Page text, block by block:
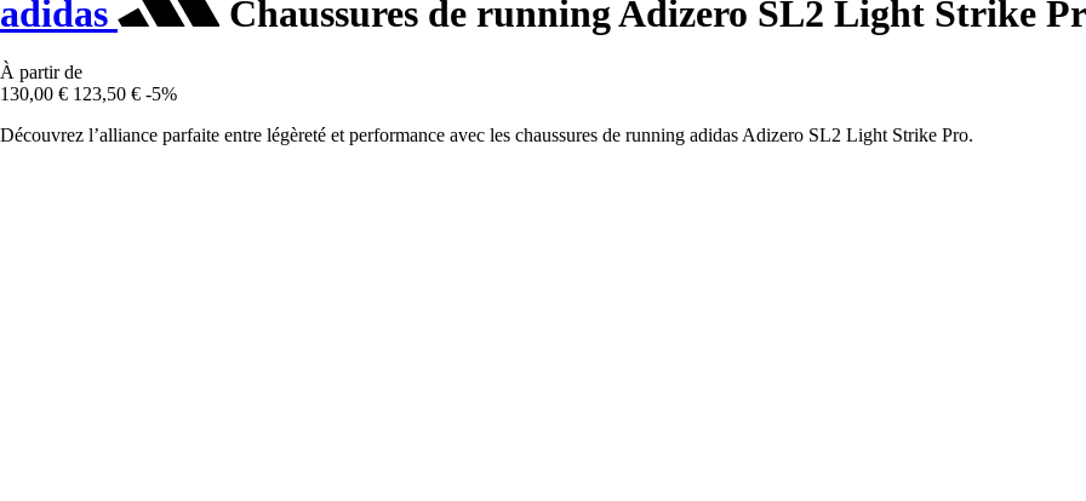
adidas Chaussures de running Adizero SL2 Light Strike
À partir de
130,00 € 123,50 € -5%
Découvrez l’alliance parfaite entre légèreté et performance avec les chaussures de running adidas Adizero SL2 Light Strike Pro.